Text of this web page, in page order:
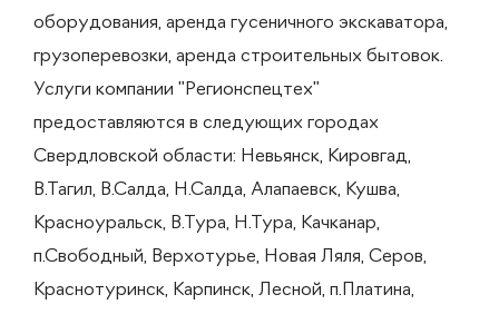
оборудования, аренда гусеничного экскаватора,
грузоперевозки, аренда строительных бытовок.
Услуги компании "Регионспецтех"
предоставляются в следующих городах
Свердловской области: Невьянск, Кировгад,
В.Тагил, В.Салда, Н.Салда, Алапаевск, Кушва,
Красноуральск, В.Тура, Н.Тура, Качканар,
п.Свободный, Верхотурье, Новая Ляля, Серов,
Краснотуринск, Карпинск, Лесной, п.Платина,